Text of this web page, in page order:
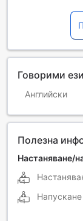
Говорими
Английски
Полезна
Настаняване/